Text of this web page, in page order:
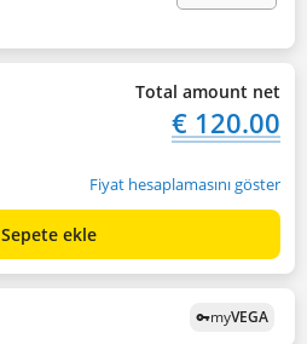
Total amount net
€ 120.00
Fiyat hesaplamasını göster
Sepete ekle
vpn_keymyVEGA